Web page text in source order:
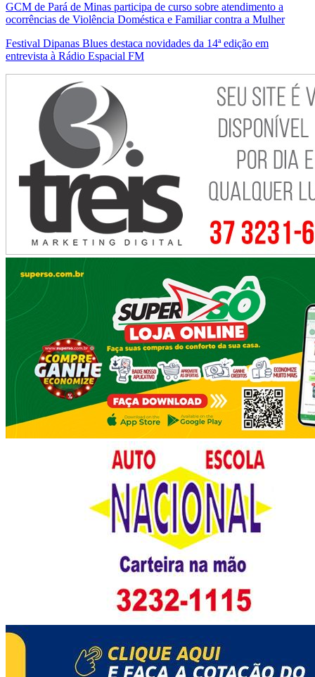
GCM de Pará de Minas participa de curso sobre atendimento a
ocorrências de Violência Doméstica e Familiar contra a Mulher
Festival Dipanas Blues destaca novidades da 14ª edição em
entrevista à Rádio Espacial FM